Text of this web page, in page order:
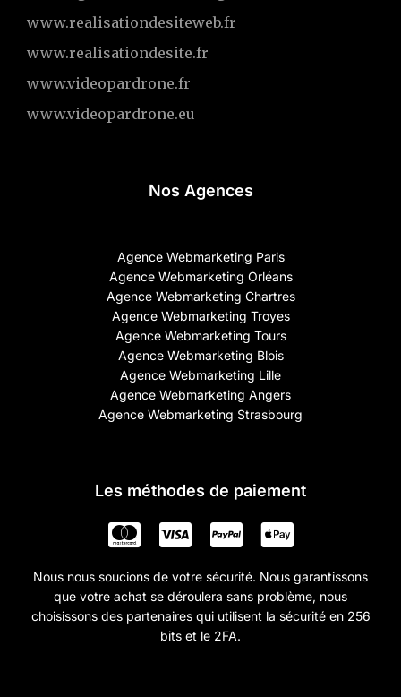
www.realisationdesiteweb.fr
www.realisationdesite.fr
www.videopardrone.fr
www.videopardrone.eu
Nos Agences
Agence Webmarketing Paris
Agence Webmarketing Orléans
Agence Webmarketing Chartres
Agence Webmarketing Troyes
Agence Webmarketing Tours
Agence Webmarketing Blois
Agence Webmarketing Lille
Agence Webmarketing Angers
Agence Webmarketing Strasbourg
Les méthodes de paiement
Nous nous soucions de votre sécurité. Nous garantissons
que votre achat se déroulera sans problème, nous
choisissons des partenaires qui utilisent la sécurité en 256
bits et le 2FA.